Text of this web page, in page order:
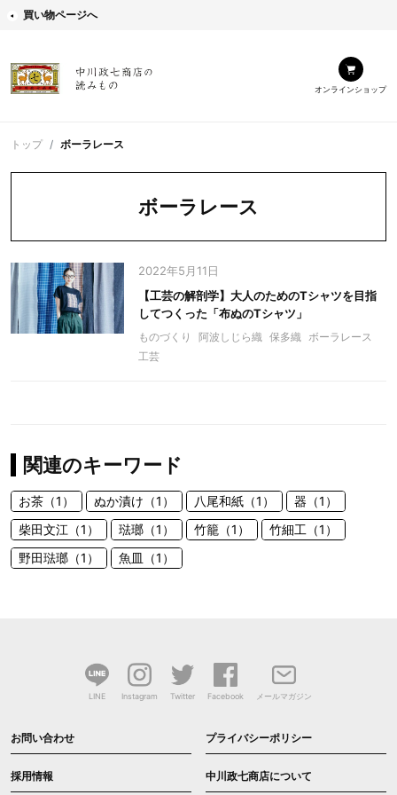
買い物ページへ
オンラインショップ
トップ ボーラレース
ボーラレース
2022年5月11日
【工芸の解剖学】大人のためのTシャツを目指
してつくった「布ぬのTシャツ」
ものづくり 阿波しじら織 保多織 ボーラレース
工芸
関連のキーワード
お茶（1） ぬか漬け（1） 八尾和紙（1）
器（1）
柴田文江（1）
琺瑯（1） 竹籠（1）
竹細工（1）
野田琺瑯（1）
魚皿（1）
LINE Instagram Twitter Facebook メールマガジン
お問い合わせ プライバシーポリシー
採用情報 中川政七商店について